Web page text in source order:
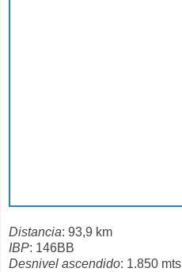
Distancia: 93,9 km
IBP: 146BB
Desnivel ascendido: 1.850 mts